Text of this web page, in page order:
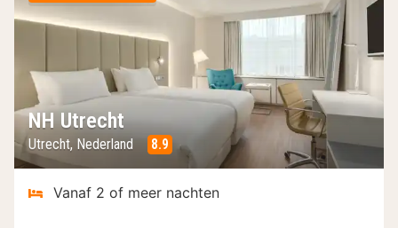
NH Utrecht
Utrecht, Nederland 8.9
Vanaf 2 of meer nachten